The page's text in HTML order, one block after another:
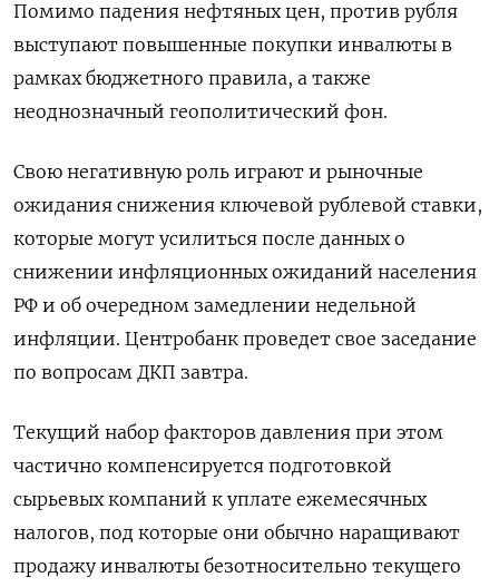
Помимо падения нефтяных цен, против рубля
выступают повышенные покупки инвалюты в
рамках бюджетного правила, а также
неоднозначный геополитический фон.
Свою негативную роль играют и рыночные
‌ожидания снижения ключевой рублевой ставки,
которые могут усилиться после данных о
снижении инфляционных ожиданий населения
РФ и об ‌очередном замедлении недельной
инфляции. Центробанк проведет свое заседание
по вопросам ДКП завтра.
Текущий набор факторов давления при этом
частично компенсируется подготовкой ​
сырьевых компаний к уплате ежемесячных
налогов, под которые они обычно наращивают
продажу инвалюты безотносительно текущего